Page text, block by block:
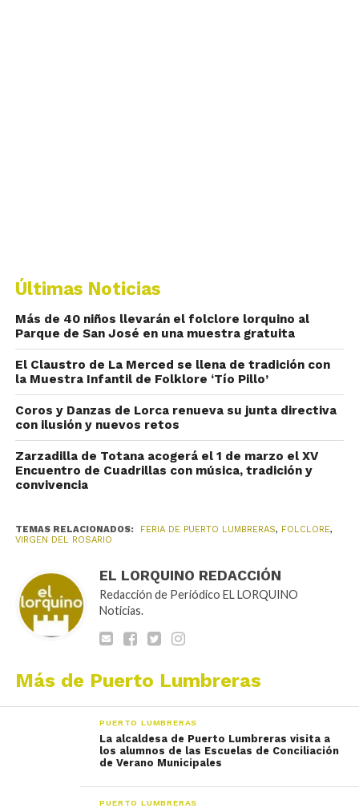
Últimas Noticias
Más de 40 niños llevarán el folclore lorquino al
Parque de San José en una muestra gratuita
El Claustro de La Merced se llena de tradición con
la Muestra Infantil de Folklore ‘Tío Pillo’
Coros y Danzas de Lorca renueva su junta directiva
con ilusión y nuevos retos
Zarzadilla de Totana acogerá el 1 de marzo el XV
Encuentro de Cuadrillas con música, tradición y
convivencia
TEMAS RELACIONADOS: FERIA DE PUERTO LUMBRERAS, FOLCLORE,
VIRGEN DEL ROSARIO
EL LORQUINO REDACCIÓN
Redacción de Periódico EL LORQUINO
Noticias.
Más de Puerto Lumbreras
PUERTO LUMBRERAS
La alcaldesa de Puerto Lumbreras visita a
los alumnos de las Escuelas de Conciliación
de Verano Municipales
PUERTO LUMBRERAS